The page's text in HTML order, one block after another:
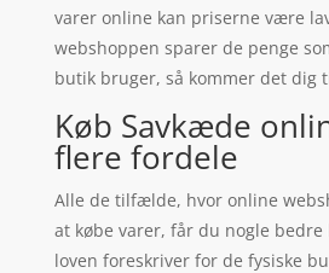
varer online kan priserne være
webshoppen sparer de penge
butik bruger, så kommer det dig
Køb Savkæde
flere fordele
Alle de tilfælde, hvor online
at købe varer, får du nogle
loven foreskriver for de fysiske